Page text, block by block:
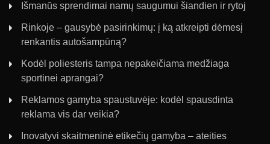
Išmanūs sprendimai namų saugumui šiandien ir rytoj
Rinkoje – gausybė pasirinkimų: į ką atkreipti dėmesį
renkantis autošampūną?
Kodėl poliesteris tampa nepakeičiama medžiaga
sportinei aprangai?
Reklamos gamyba spaustuvėje: kodėl spausdinta
reklama vis dar veikia?
Inovatyvi skaitmeninė etikečių gamyba – ateities